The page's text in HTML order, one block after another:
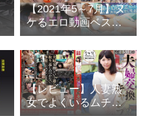
【2021年5～7月】ヌ
ケるエロ動画ベスト
５～無修正からモザ
イクAVまで
【レビュー】人妻熟
女でよくいるムチム